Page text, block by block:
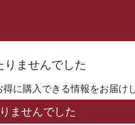
ませんでした
に購入できる情報をお届け
ませんでした